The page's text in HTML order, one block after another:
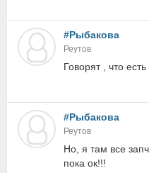
#Рыбакова
Реутов
Говорят , что
#Рыбакова
Реутов
Но, я там все
пока ок!!!